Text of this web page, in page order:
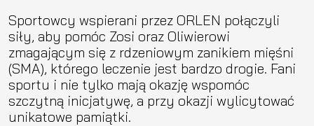
Sportowcy wspierani przez ORLEN połączyli
siły, aby pomóc Zosi oraz Oliwierowi
zmagającym się z rdzeniowym zanikiem mięśni
(SMA), którego leczenie jest bardzo drogie. Fani
sportu i nie tylko mają okazję wspomóc
szczytną inicjatywę, a przy okazji wylicytować
unikatowe pamiątki.